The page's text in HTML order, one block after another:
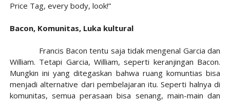
Price Tag, every body, look!”
Bacon, Komunitas, Luka kultural
Francis Bacon tentu saja tidak mengenal Garcia dan
William. Tetapi Garcia, William, seperti keranjingan Bacon.
Mungkin ini yang ditegaskan bahwa ruang komuntias bisa
menjadi alternative dari pembelajaran itu. Seperti halnya di
komunitas, semua perasaan bisa senang, main-main dan